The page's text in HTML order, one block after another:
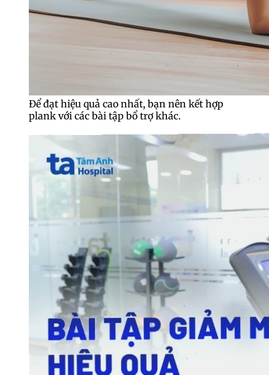
Để đạt hiệu quả cao nhất, bạn nên kết hợp
plank với các bài tập bổ trợ khác.